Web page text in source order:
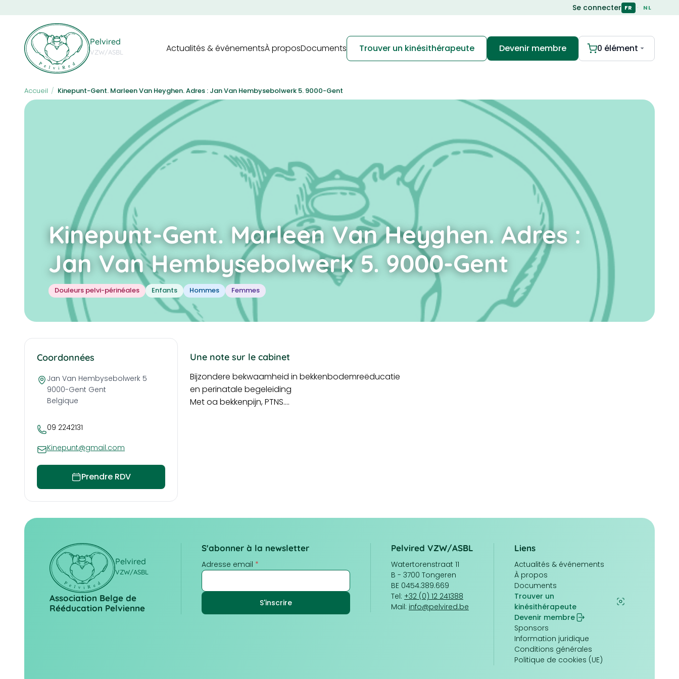
to
content
Se connecter FR · NL
Pelvired
VZW/ASBL
Navigation
principale
Actualités & événementsÀ proposDocuments Trouver un kinésithérapeute Devenir membre 0 élément
Accueil / Kinepunt-Gent. Marleen Van Heyghen. Adres : Jan Van Hembysebolwerk 5. 9000-Gent
Kinepunt-Gent. Marleen Van Heyghen. Adres :
Jan Van Hembysebolwerk 5. 9000-Gent
Douleurs pelvi-périnéales Enfants Hommes Femmes
Coordonnées
Jan Van Hembysebolwerk 5
9000-Gent Gent
Belgique
09 2242131
Kinepunt@gmail.com
Prendre RDV
Une note sur le cabinet
Bijzondere bekwaamheid in bekkenbodemreëducatie
en perinatale begeleiding
Met oa bekkenpijn, PTNS….
Pelvired
VZW/ASBL
Association Belge de
Rééducation Pelvienne
S'abonner à la newsletter
Adresse email *
Pelvired VZW/ASBL
Watertorenstraat 11
B - 3700 Tongeren
BE 0454.389.669
Tel: +32 (0) 12 241388
Mail: info@pelvired.be
Liens
Navigation
principale
Actualités & événements
À propos
Documents
Trouver un
kinésithérapeute
Devenir membre
Pied
de
page
Sponsors
Information juridique
Conditions générales
Politique de cookies (UE)